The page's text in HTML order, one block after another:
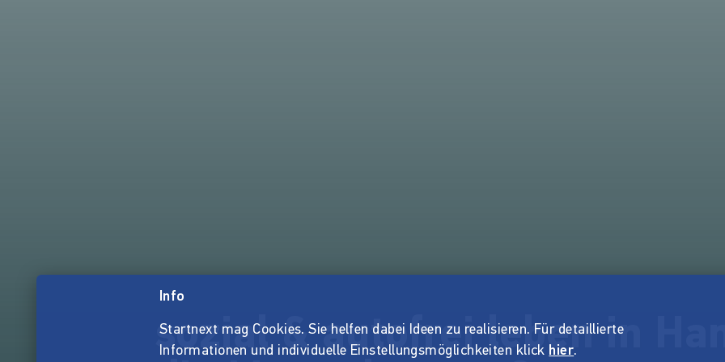
sozial & autofrei leben in
Info
Startnext mag Cookies. Sie helfen dabei Ideen zu realisieren. Für detaillierte
Informationen und individuelle Einstellungsmöglichkeiten klick hier.